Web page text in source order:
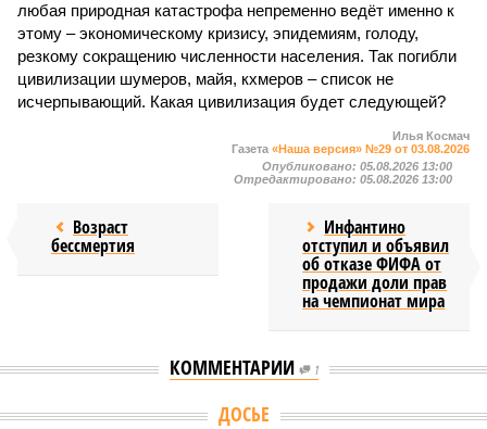
любая природная катастрофа непременно ведёт именно к
этому – экономическому кризису, эпидемиям, голоду,
резкому сокращению численности населения. Так погибли
цивилизации шумеров, майя, кхмеров – список не
исчерпывающий. Какая цивилизация будет следующей?
Илья Космач
Газета «Наша версия» №29 от 03.08.2026
Опубликовано: 05.08.2026 13:00
Отредактировано: 05.08.2026 13:00
Возраст
бессмертия
Инфантино
отступил и объявил
об отказе ФИФА от
продажи доли прав
на чемпионат мира
КОММЕНТАРИИ 1
Версия //Конфликт //В нескольких станциях от уже сданного